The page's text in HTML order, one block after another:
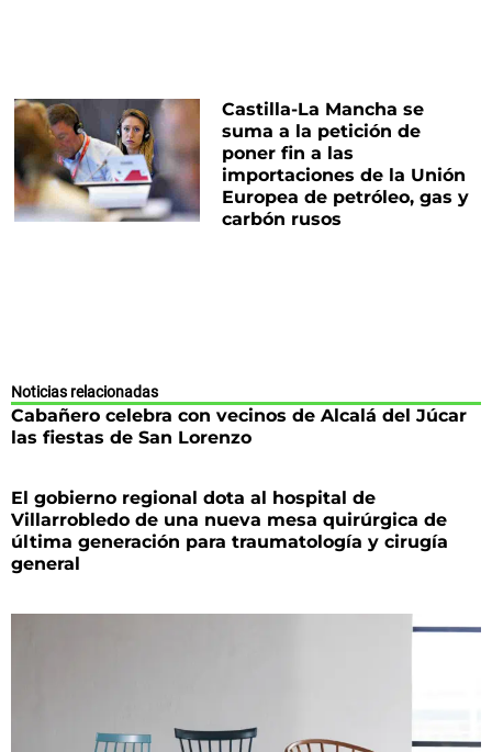
Castilla-La Mancha se
suma a la petición de
poner fin a las
importaciones de la Unión
Europea de petróleo, gas y
carbón rusos
Noticias relacionadas
Cabañero celebra con vecinos de Alcalá del Júcar
las fiestas de San Lorenzo
El gobierno regional dota al hospital de
Villarrobledo de una nueva mesa quirúrgica de
última generación para traumatología y cirugía
general